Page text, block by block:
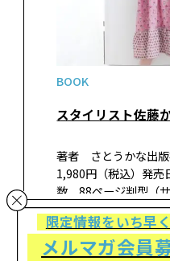
BOOK
著者 さとうかな出
1,980円（税込）発
数 88ページ判型（
978-4-8347-8727-6書
の佐藤かなさんがデ
揃いで着…
限定情報をいち早
メルマガ会員